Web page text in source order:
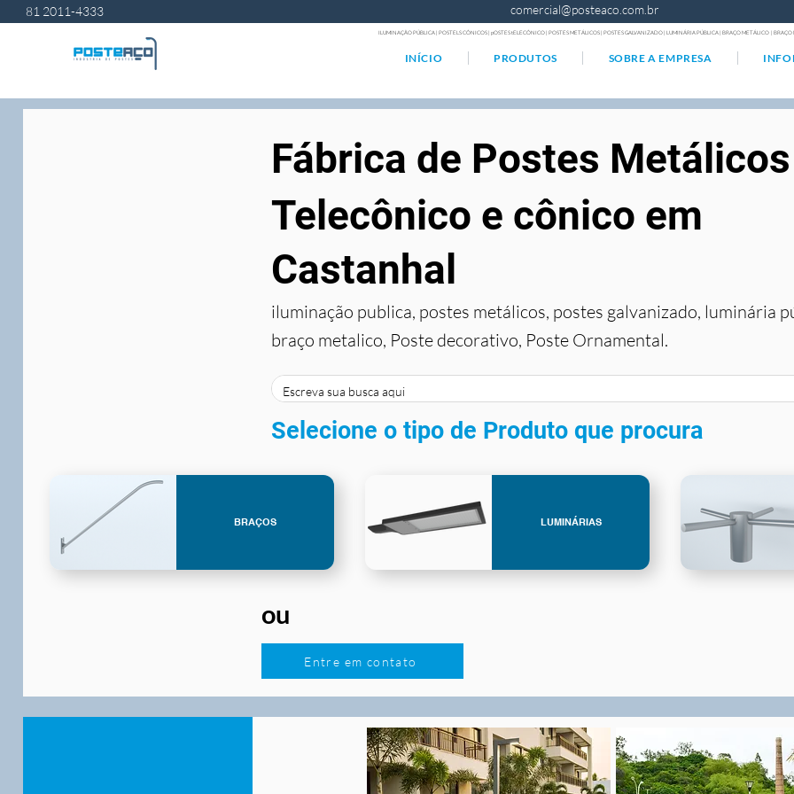
81 2011-4333 comercial@posteaco.com.br
ILUMINAÇÃO PÚBLICA | POSTELS CÔNICOS | pOSTES tELECÔNICO | POSTES METÁLICOS | POSTES GALVANIZADO | LUMINÁRIA PÚBLICA | BRAÇO METÁLICO |
INÍCIO PRODUTOS SOBRE A EMPRESA
Castanhal
Fábrica de Postes Metálicos
Telecônico e cônico em
iluminação publica, postes metálicos, postes galvanizado, luminária
braço metalico, Poste decorativo, Poste Ornamental.
Selecione o tipo de Produto que procura
BRAÇOS LUMINÁRIAS
ou
Entre em contato